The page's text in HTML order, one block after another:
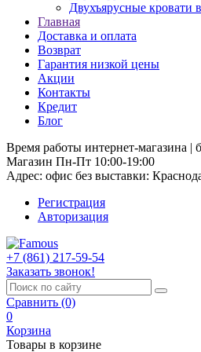
Двухъярусные кровати
Главная
Доставка и оплата
Возврат
Гарантия низкой цены
Акции
Контакты
Кредит
Блог
Время работы интернет-магазина |
Магазин Пн-Пт 10:00-19:00
Адрес: офис без выставки:
Регистрация
Авторизация
+7 (861) 217-59-54
Заказать звонок!
Сравнить (0)
0
Корзина
Товары в корзине